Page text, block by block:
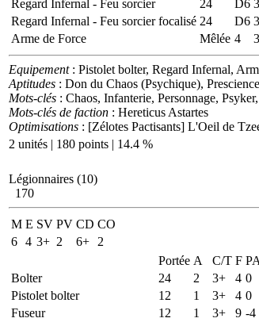
Regard Infernal - Feu sorcier
24 D6
Regard Infernal - Feu sorcier focalisé 24 D6
Arme de Force
Mêlée 4
Equipement: Pistolet bolter, Regard Infernal,
Aptitudes : Don du Chaos (Psychique),
Mots-clés : Chaos, Infanterie, Personnage,
Mots-clés de faction : Hereticus Astartes
Optimisations : [Zélotes Pactisants] L'Oeil de
2 unités | 180 points | 14.4 %
Légionnaires (10)
170
M E SV PV CD CO
6 4 3+ 2 6+
2
Portée A C/T F PA
Bolter
24 2 3+ 4 0
Pistolet bolter
12 1 3+ 4 0
Fuseur
12 1 3+ 9 -4